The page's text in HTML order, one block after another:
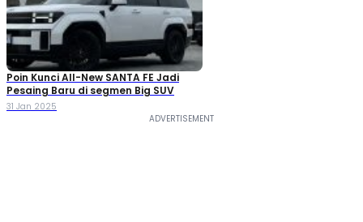
Poin Kunci All-New SANTA FE Jadi
Pesaing Baru di segmen Big SUV
31 Jan 2025